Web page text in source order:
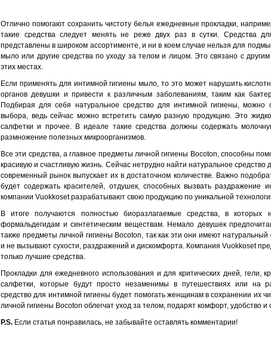
Отлично помогают сохранить чистоту белья ежедневные прокладки,
такие средства следует менять не реже двух раз в сутки. Средства
представлены в широком ассортименте, и ни в коем случае нельзя для
мыло или другие средства по уходу за телом и лицом. Это связано с
этих местах.
Если применять для интимной гигиены мыло, то это может нарушить
органов девушки и привести к различным заболеваниям, таким как
Подбирая для себя натуральное средство для интимной гигиены, можно
выбора, ведь сейчас можно встретить самую разную продукцию. Это
салфетки и прочее. В идеале такие средства должны содержать
размножение полезных микроорганизмов.
Все эти средства, а главное предметы личной гигиены Bocoton, способны
красивую и счастливую жизнь. Сейчас нетрудно найти натуральное средство
современный рынок выпускает их в достаточном количестве. Важно
будет содержать красителей, отдушек, способных вызвать раздражение
компании Vuokkoset разрабатывают свою продукцию по уникальной
В итоге получаются полностью биоразлагаемые средства, в которых
формальдегидам и синтетическим веществам. Немало девушек
также предметы личной гигиены Bocoton, так как эти они имеют натуральный
и не вызывают сухости, раздражений и дискомфорта. Компания Vuokkoset
только лучшие средства.
Прокладки для ежедневного использования и для критических дней, гели,
салфетки, которые будут просто незаменимы в путешествиях или на
средство для интимной гигиены будет помогать женщинам в сохранении их
личной гигиены Bocoton облегчат уход за телом, подарят комфорт, удобство
P.S. Если статья понравилась, не забывайте оставлять комментарии!